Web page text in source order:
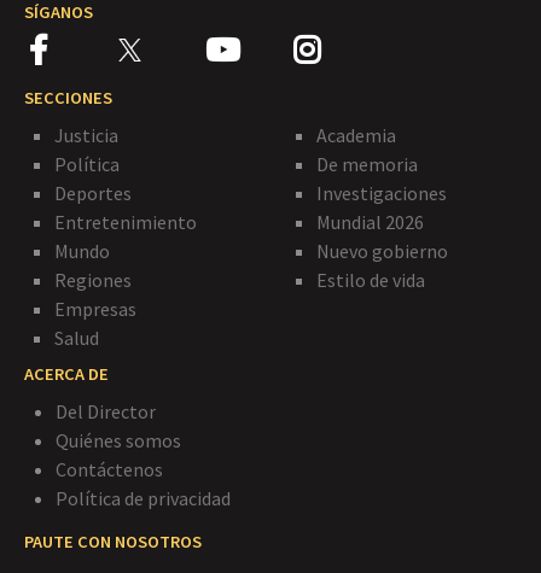
SÍGANOS
SECCIONES
Justicia
Política
Deportes
Entretenimiento
Mundo
Regiones
Empresas
Salud
Academia
De memoria
Investigaciones
Mundial 2026
Nuevo gobierno
Estilo de vida
ACERCA DE
Del Director
Quiénes somos
Contáctenos
Política de privacidad
PAUTE CON NOSOTROS